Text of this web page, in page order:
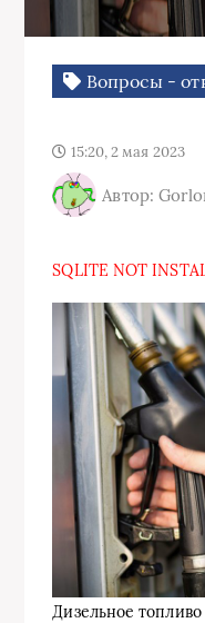
Вопросы -
15:20, 2 мая 2023
Автор:
SQLITE NOT
Дизельное